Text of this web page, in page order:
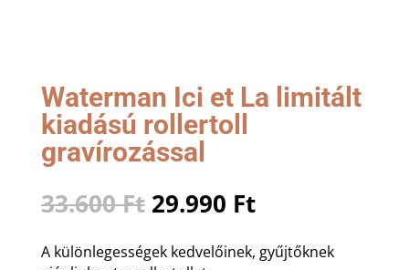
Waterman Ici et La limitált
kiadású rollertoll
gravírozással
33.600Ft Original
price
was:
29.990 FtCurrent
price
is:
A különlegességek kedvelőinek, gyűjtőknek